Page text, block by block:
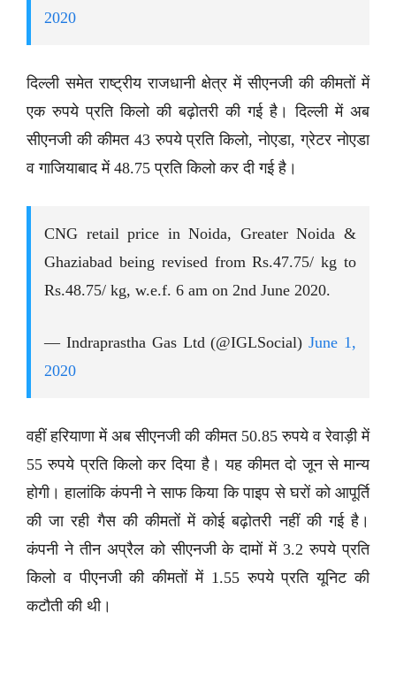
2020
दिल्ली समेत राष्ट्रीय राजधानी क्षेत्र में सीएनजी की कीमतों में
एक रुपये प्रति किलो की बढ़ोतरी की गई है। दिल्ली में अब
सीएनजी की कीमत 43 रुपये प्रति किलो, नोएडा, ग्रेटर नोएडा
व गाजियाबाद में 48.75 प्रति किलो कर दी गई है।
CNG retail price in Noida, Greater Noida &
Ghaziabad being revised from Rs.47.75/ kg to
Rs.48.75/ kg, w.e.f. 6 am on 2nd June 2020.
— Indraprastha Gas Ltd (@IGLSocial)June 1,
2020
वहीं हरियाणा में अब सीएनजी की कीमत 50.85 रुपये व रेवाड़ी में
55 रुपये प्रति किलो कर दिया है। यह कीमत दो जून से मान्य
होगी। हालांकि कंपनी ने साफ किया कि पाइप से घरों को आपूर्ति
की जा रही गैस की कीमतों में कोई बढ़ोतरी नहीं की गई है।
कंपनी ने तीन अप्रैल को सीएनजी के दामों में 3.2 रुपये प्रति
किलो व पीएनजी की कीमतों में 1.55 रुपये प्रति यूनिट की
कटौती की थी।